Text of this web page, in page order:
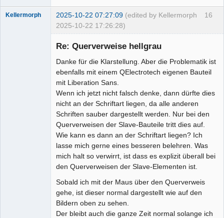
16
Kellermorph 2025-10-22 07:27:09 (edited by Kellermorph
2025-10-22 17:26:28)
Re: Querverweise hellgrau
Danke für die Klarstellung. Aber die Problematik ist
ebenfalls mit einem QElectrotech eigenen Bauteil
mit Liberation Sans.
Wenn ich jetzt nicht falsch denke, dann dürfte dies
nicht an der Schriftart liegen, da alle anderen
Schriften sauber dargestellt werden. Nur bei den
Querverweisen der Slave-Bauteile tritt dies auf.
Wie kann es dann an der Schriftart liegen? Ich
lasse mich gerne eines besseren belehren. Was
mich halt so verwirrt, ist dass es explizit überall bei
den Querverweisen der Slave-Elementen ist.
Sobald ich mit der Maus über den Querverweis
gehe, ist dieser normal dargestellt wie auf den
Bildern oben zu sehen.
Der bleibt auch die ganze Zeit normal solange ich